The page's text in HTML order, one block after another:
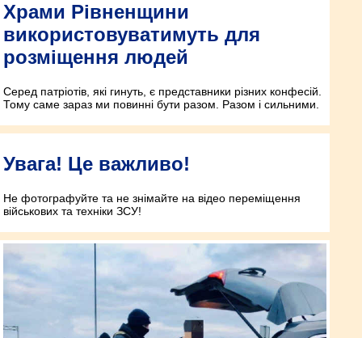
Храми Рівненщини
використовуватимуть для
розміщення людей
Серед патріотів, які гинуть, є представники різних конфесій.
Тому саме зараз ми повинні бути разом. Разом і сильними.
Увага! Це важливо!
Не фотографуйте та не знімайте на відео переміщення
військових та техніки ЗСУ!